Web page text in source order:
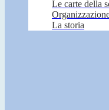
Le carte della
La storia